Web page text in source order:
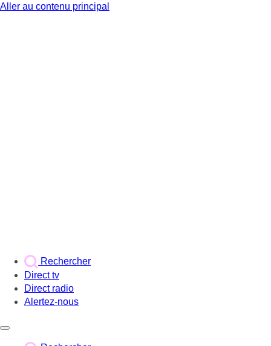
Aller au contenu principal
Rechercher
Direct tv
Direct radio
Alertez-nous